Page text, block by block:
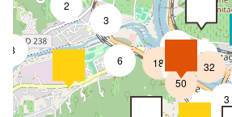
2
3
3
6
4
18
2
8
3
50
32